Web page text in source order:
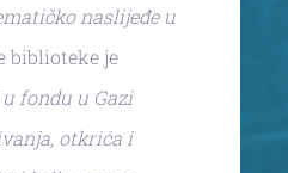
naslijeđe u
biblioteke je
fondu u Gazi
otkrića i